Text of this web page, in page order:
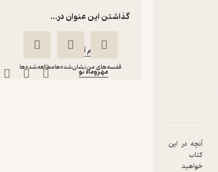
کتاب
نویسنده
نیما نام آوری
مهروماه نو
آنچه در این
کتاب
خواهید
گذاشتن این عنوان در...
قفسه‌های من نشان‌شده‌هامطالعه‌شده‌ها